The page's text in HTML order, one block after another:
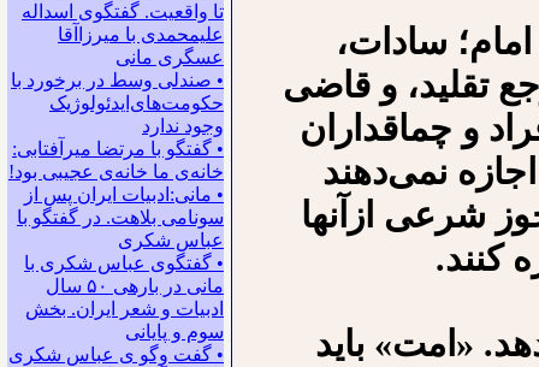
‌تا واقعیت. گفتگوی اسداله
علیمحمدی با میرزاآقا
عسگری ‌مانی
• صندلی وسط در برخورد با
حکومت‌های‌ایدئولوژیک
وجود ندارد
• گفتگو با مرتضا میرآفتابی:
ﺧﺎﻧﻪﻯ ﻣﺎ ﺧﺎﻧﻪﻯ ﻋﺠﻴﺒﻰ ﺑﻮﺩ!
• مانی:ادبیات ایران پس از
سونامی بلاهت. در گفتگو با
عباس شکری
• گفتگوی عباس شکری با
مانی در باره‍ی ۵۰ سال
ادبیات و شعر ایران. بخش
سوم و پایانی
• گفت وگو ی عباس شکری
سادات،
تقلید، و قاضی
و چماقداران
نمی‌دهند
شرعی ازآنها
کنند.
«امت» باید